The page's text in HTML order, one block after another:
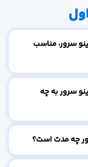
سرور، مناسب
سرور به چه
چه مدت است؟